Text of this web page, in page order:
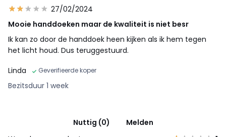
27/02/2024
Mooie handdoeken maar de kwaliteit is niet besr
Ik kan zo door de handdoek heen kijken als ik hem tegen
het licht houd. Dus teruggestuurd.
Linda
Geverifieerde koper
Bezitsduur 1 week
Nuttig (0)
Melden